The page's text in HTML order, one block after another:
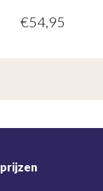
€54,95
prijzen